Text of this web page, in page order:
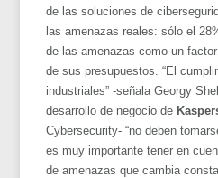
de las soluciones de
las amenazas reales: sólo el
de las amenazas como un
de sus presupuestos. “El
industriales” -señala Georgy
desarrollo de negocio de
Cybersecurity- “no deben
es muy importante tener en
de amenazas que cambia